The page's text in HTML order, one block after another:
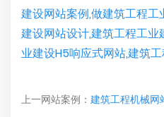
建设网站案例,做建筑工程
建设网站设计,建筑工程工
业建设H5响应式网站,建筑
上一网站案例： 建筑工程机械网